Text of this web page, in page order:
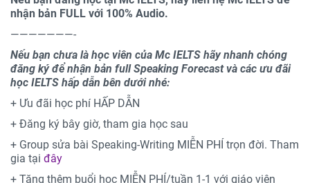
nhận bản FULL với 100% Audio.
———————-
Nếu bạn chưa là học viên của Mc IELTS hãy nhanh chóng
đăng ký để nhận bản full Speaking Forecast và các ưu đãi
học IELTS hấp dẫn bên dưới nhé:
+ Ưu đãi học phí HẤP DẪN
+ Đăng ký bây giờ, tham gia học sau
+ Group sửa bài Speaking-Writing MIỄN PHÍ trọn đời. Tham
gia tại đây
+ Tặng thêm buổi học MIỄN PHÍ/tuần 1-1 với giáo viên